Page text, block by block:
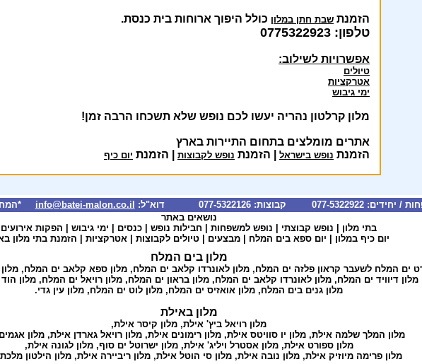
הזמנת שבת חתן במלון כולל היפוך ארוחות בית כנסת.
טלפון: 0775322923
אפשרויות לשילוב:
טיולים
אטרקציות
ימי גיבוש
מלון קרלטון נהריה יעשו לכם נופש שלא תשכחו הרבה זמן!
אתרים מומלצים בתחום התיירות בארץ
הזמנת נופש בישראל | הזמנת נופש לקבוצות | הזמנת יום כיף
5322922 קבוצות: 077-5322126 דוא"ל: info@batei-malon.co.il
נושאים באתר
בתי מלון
נופש קבוצתי נופש למשפחות חבילות נופש כנסים ימי גיבוש
הפקות אירועים
יום כיף במלון | יום ספא בים המלח מבצעים טיולים לקבוצות אטרקציות הזמנת בתי מלון
מלון בים המלח
ים המלח לשעבר קראון פלזה ים המלח,מלון לאונרדו קלאב ים המלח,מלון ספא קלאב ים המלח,
מלון דיוויד ים המלח,מלון לאונרדו קלאב ים המלח,מלון בראון ים המלח,מלון רויאל ים המלח,מלון
מלון גנים בים המלח, מלון אואזיס ים המלח, מלון לוט ים המלח, מלון עין גדי.
מלון באילת
מלון רויאל ביץ' אילת, מלון קיסר אילת,
מלון המלך שלמה אילת, מלון יו סוויטס אילת, מלון רימונים אילת, מלון רויאל גארדן אילת, מלון
מלון ספורט אילת,מלון אסטרל ויליג' אילת,מלון ישרוטל ים סוף,מלון לגונה אילת,
מלון פרימה מיוזיק אילת, מלון נובה אילת, מלון סי הוטל אילת, מלון ריביירה אילת, מלון הילטון